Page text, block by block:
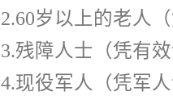
2.60岁以上的老人
3.残障人士（凭有
4.现役军人（凭军